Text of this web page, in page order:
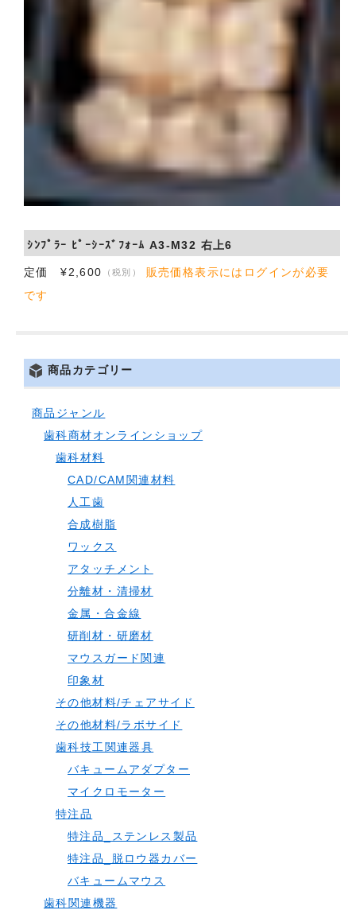
ｼﾝﾌﾟﾗｰ ﾋﾟｰｼｰｽﾞﾌｫｰﾑ A3-M32 右上6
定価 ¥2,600 （税別）
販売価格表示にはログインが必要
です
商品カテゴリー
商品ジャンル
歯科商材オンラインショップ
歯科材料
CAD/CAM関連材料
人工歯
合成樹脂
ワックス
アタッチメント
分離材・清掃材
金属・合金線
研削材・研磨材
マウスガード関連
印象材
その他材料/チェアサイド
その他材料/ラボサイド
歯科技工関連器具
バキュームアダプター
マイクロモーター
特注品
特注品_ステンレス製品
特注品_脱ロウ器カバー
バキュームマウス
歯科関連機器